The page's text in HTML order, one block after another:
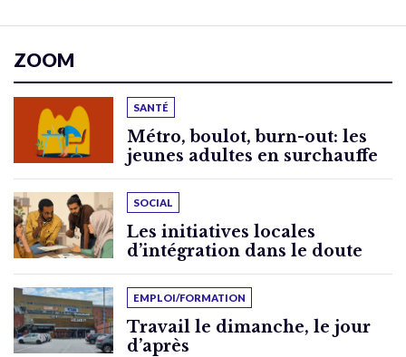
ZOOM
SANTÉ
Métro, boulot, burn-out: les
jeunes adultes en surchauffe
SOCIAL
Les initiatives locales
d’intégration dans le doute
EMPLOI/FORMATION
Travail le dimanche, le jour
d’après